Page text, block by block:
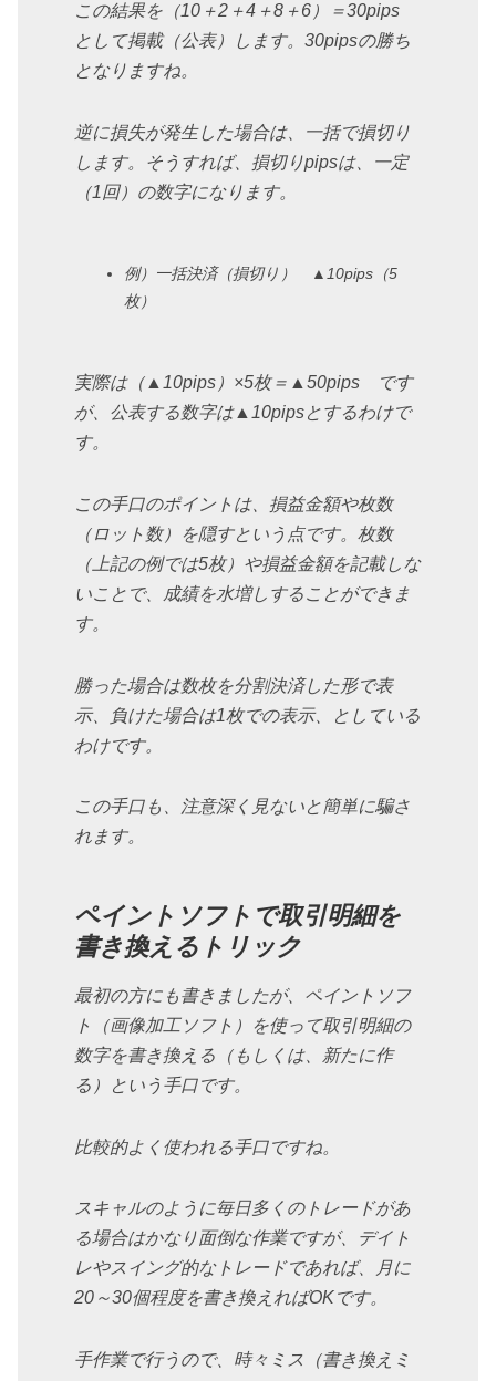
この結果を（10＋2＋4＋8＋6）＝30pips
として掲載（公表）します。30pipsの勝ち
となりますね。
逆に損失が発生した場合は、一括で損切り
します。そうすれば、損切りpipsは、一定
（1回）の数字になります。
例）一括決済（損切り） ▲10pips（5
枚）
実際は（▲10pips）×5枚＝▲50pips です
が、公表する数字は▲10pipsとするわけで
す。
この手口のポイントは、損益金額や枚数
（ロット数）を隠すという点です。枚数
（上記の例では5枚）や損益金額を記載しな
いことで、成績を水増しすることができま
す。
勝った場合は数枚を分割決済した形で表
示、負けた場合は1枚での表示、としている
わけです。
この手口も、注意深く見ないと簡単に騙さ
れます。
ペイントソフトで取引明細を
書き換えるトリック
最初の方にも書きましたが、ペイントソフ
ト（画像加工ソフト）を使って取引明細の
数字を書き換える（もしくは、新たに作
る）という手口です。
比較的よく使われる手口ですね。
スキャルのように毎日多くのトレードがあ
る場合はかなり面倒な作業ですが、デイト
レやスイング的なトレードであれば、月に
20～30個程度を書き換えればOKです。
手作業で行うので、時々ミス（書き換えミ